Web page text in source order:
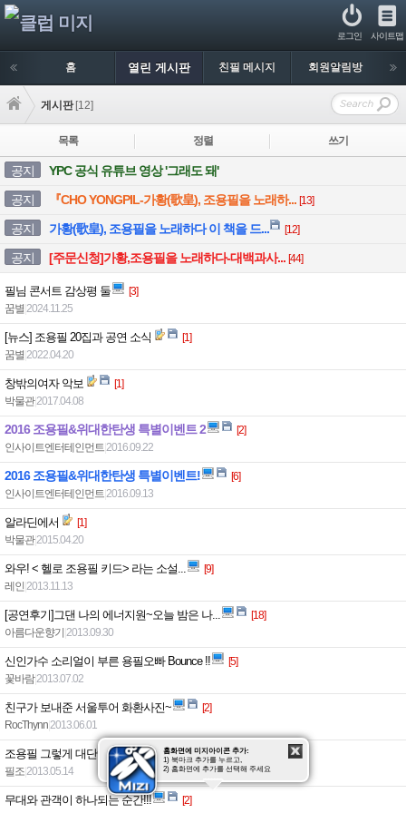
사이트맵
로그인
홈 열린 게시판 친필 메시지 회원알림방
게시판 [12]
목록 정렬 쓰기
공지
YPC 공식 유튜브 영상 '그래도 돼'
공지
『CHO YONGPIL-가황(歌皇), 조용필을 노래하... [13]
공지 가황(歌皇), 조용필을 노래하다 이 책을 드... [12]
공지 [주문신청]가황,조용필을 노래하다-대백과사... [44]
필님 콘서트 감상평 둘 [3]
꿈별 2024.11.25
[뉴스] 조용필 20집과 공연 소식 [1]
꿈별 2022.04.20
창밖의여자 악보 [1]
박물관|2017.04.08
2016 조용필&위대한탄생 특별이벤트 2 [2]
인사이트엔터테인먼트2016.09.22
2016 조용필&위대한탄생 특별이벤트! [6]
인사이트엔터테인먼트2016.09.13
알라딘에서 [1]
박물관|2015.04.20
와우! < 헬로 조용필 키드> 라는 소설... [9]
레인 2013.11.13
[공연후기]그댄 나의 에너지원~오늘 밤은 나... [18]
아름다운향기 2013.09.30
신인가수 소리얼이 부른 용필오빠 Bounce !! [5]
꽃바람|2013.07.02
친구가 보내준 서울투어 화환사진~ [2]
RocThynn2013.06.01
조용필 그렇게 대단혀?? 그래 대단하다. !! [2]
필조2013.05.14
무대와 관객이 하나되는 순간!!! [2]
홈화면에 미지아이콘 추가:
1) 북마크 추가를 누르고,
2) 홈화면에 추가를 선택해 주세요